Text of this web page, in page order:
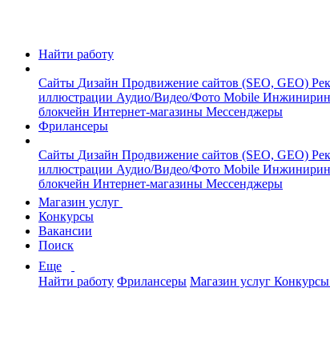
Найти работу
Сайты Дизайн Продвижение сайтов (SEO, GEO)
иллюстрации Аудио/Видео/Фото Mobile
блокчейн Интернет-магазины Мессенджеры
Фрилансеры
Сайты Дизайн Продвижение сайтов (SEO, GEO)
иллюстрации Аудио/Видео/Фото Mobile
блокчейн Интернет-магазины Мессенджеры
Магазин услуг
Конкурсы
Вакансии
Поиск
Еще
Найти работу Фрилансеры Магазин услуг Конкурсы